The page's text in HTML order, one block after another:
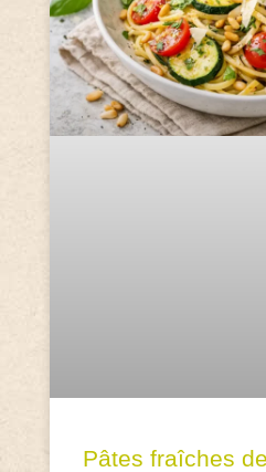
Pâtes fraîches